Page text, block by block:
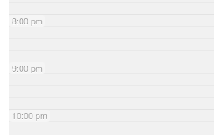
8:00 pm
9:00 pm
10:00 pm